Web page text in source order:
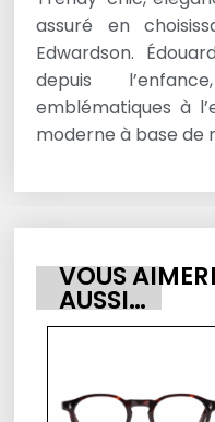
assuré en
Edwardson.
depuis
emblématiques à
moderne à base de
VOUS
AUSSI…